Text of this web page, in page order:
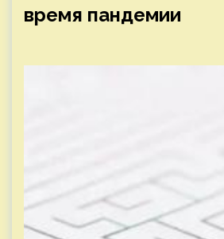
время пандемии